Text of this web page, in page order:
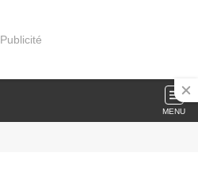
Publicité
MENU